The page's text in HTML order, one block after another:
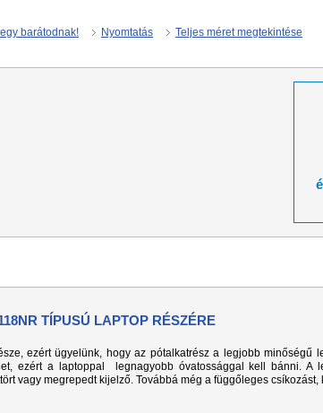
barátodnak! Nyomtatás Teljes méret megtekintése
TÍPUSÚ LAPTOP RÉSZÉRE
ezért ügyelünk, hogy az pótalkatrész a legjobb minőségű
ezért a laptoppal legnagyobb óvatossággal kell bánni. A
vagy megrepedt kijelző. Továbbá még a függőleges